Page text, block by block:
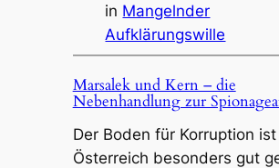
in Mangelnder
Aufklärungswille
Marsalek und Kern – die
Nebenhandlung zur
Der Boden für Korruption ist
Österreich besonders gut